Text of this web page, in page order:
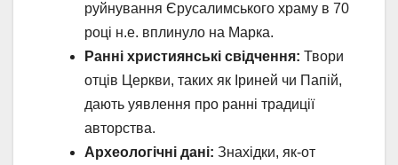
руйнування Єрусалимського храму в 70
році н.е. вплинуло на Марка.
Ранні християнські свідчення: Твори
отців Церкви, таких як Іриней чи Папій,
дають уявлення про ранні традиції
авторства.
Археологічні дані: Знахідки, як-от